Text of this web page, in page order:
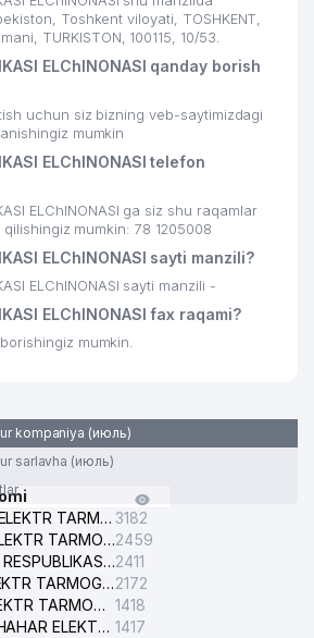
Toshkent viloyati, TOSHKENT,
TURKISTON, 100115, 10/53.
ELChINONASI qanday borish
uchun siz bizning veb-saytimizdagi
mumkin
ELChINONASI telefon
ELChINONASI ga siz shu raqamlar
qilishingiz mumkin: 78 1205008
ELChINONASI sayti manzili?
ELChINONASI sayti manzili -
ELChINONASI fax raqami?
mumkin.
kompaniya (июль)
sarlavha (июль)
YASHNOBOD ELEKTR TARMOG'I NOSOZLIKLARI XIZMATI 3182
CHILONZOR ELEKTR TARMOG'I NOSOZLIK XIZMATI2459
O'ZBEKISTON RESPUBLIKASI BOSH PROKURATURASI ISHONCH TELEFONI2411
OLMAZOR ELEKTR TARMOG'I NOSOZLIKLARI XIZMATI2172
UCH-TEPA ELEKTR TARMOG'I NOSOZLIKLARI XIZMATI 1418
TOSHKENT SHAHAR ELEKTR TARMOQLARI KORXONASI AJ 1417